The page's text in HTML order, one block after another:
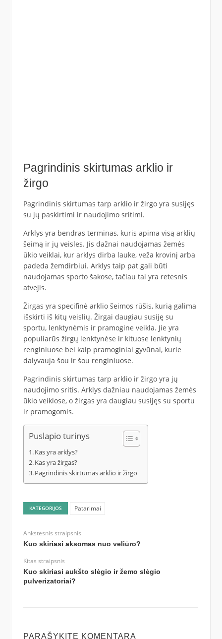
Pagrindinis skirtumas arklio ir
žirgo
Pagrindinis skirtumas tarp arklio ir žirgo yra susijęs
su jų paskirtimi ir naudojimo sritimi.
Arklys yra bendras terminas, kuris apima visą arklių
šeimą ir jų veisles. Jis dažnai naudojamas žemės
ūkio veiklai, kur arklys dirba lauke, veža krovinį arba
padeda žemdirbiui. Arklys taip pat gali būti
naudojamas sporto šakose, tačiau tai yra retesnis
atvejis.
Žirgas yra specifinė arklio šeimos rūšis, kurią galima
išskirti iš kitų veislių. Žirgai daugiau susiję su
sportu, lenktynėmis ir pramogine veikla. Jie yra
populiarūs žirgų lenktynėse ir kituose lenktynių
renginiuose bei kaip pramoginiai gyvūnai, kurie
dalyvauja šou ir šou renginiuose.
Pagrindinis skirtumas tarp arklio ir žirgo yra jų
naudojimo sritis. Arklys dažniau naudojamas žemės
ūkio veiklose, o žirgas yra daugiau susijęs su sportu
ir pramogomis.
Puslapio turinys
Kas yra arklys?
Kas yra žirgas?
Pagrindinis skirtumas arklio ir žirgo
KATEGORIJOS Patarimai
Ankstesnis straipsnis
Kuo skiriasi aksomas nuo veliūro?
Kitas straipsnis
Kuo skiriasi aukšto slėgio ir žemo slėgio
pulverizatoriai?
PARAŠYKITE KOMENTARĄ